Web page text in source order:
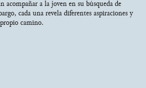
acompañar a la joven en su búsqueda de
cada una revela diferentes aspiraciones y
camino.